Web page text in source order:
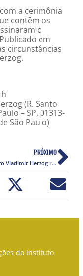
a cerimônia
contêm os
o
em
circunstâncias
(R. Santo
– SP, 01313-
São Paulo)
PRÓXIMO
Instituto Vladimir Herzog repudia ameaça golpista de Bolsonaro
do Instituto